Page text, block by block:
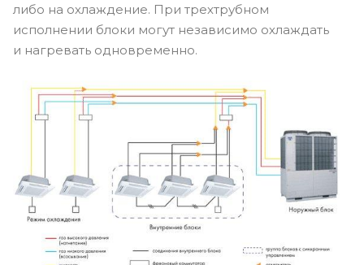
либо на охлаждение. При трехтрубном
исполнении блоки могут независимо охлаждать
и нагревать одновременно.